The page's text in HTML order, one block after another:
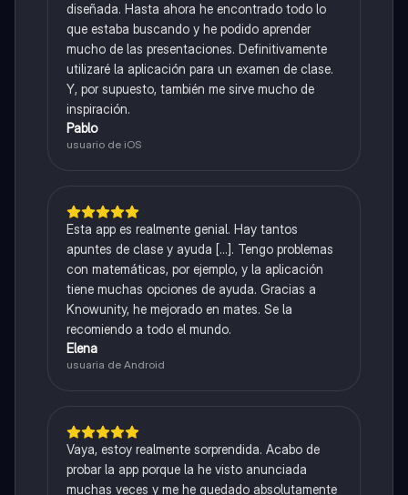
diseñada. Hasta ahora he encontrado todo lo
que estaba buscando y he podido aprender
mucho de las presentaciones. Definitivamente
utilizaré la aplicación para un examen de clase.
Y, por supuesto, también me sirve mucho de
inspiración.
Pablo
usuario de iOS
Esta app es realmente genial. Hay tantos
apuntes de clase y ayuda [...]. Tengo problemas
con matemáticas, por ejemplo, y la aplicación
tiene muchas opciones de ayuda. Gracias a
Knowunity, he mejorado en mates. Se la
recomiendo a todo el mundo.
Elena
usuaria de Android
Vaya, estoy realmente sorprendida. Acabo de
probar la app porque la he visto anunciada
muchas veces y me he quedado absolutamente